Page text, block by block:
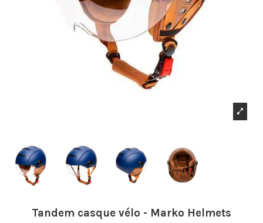
Tandem casque vélo - Marko Helmets